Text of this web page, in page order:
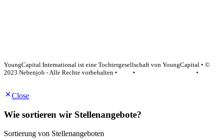
YoungCapital International ist eine Tochtergesellschaft von YoungCapital • ©
2023 Nebenjob - Alle Rechte vorbehalten •
•
•
Close
Wie sortieren wir Stellenangebote?
Sortierung von Stellenangeboten